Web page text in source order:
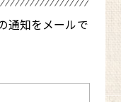
通知をメールで